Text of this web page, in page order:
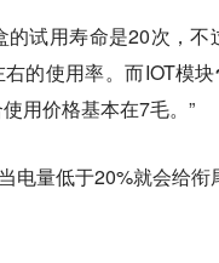
的试用寿命是20次，不
的使用率。而IOT模块
用价格基本在7毛。”
电量低于20%就会给衔